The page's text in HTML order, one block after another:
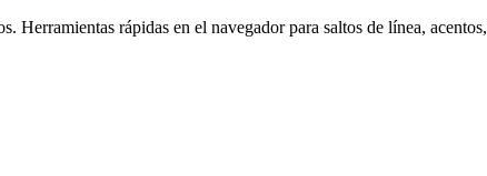
Herramientas rápidas en el navegador para saltos de línea,